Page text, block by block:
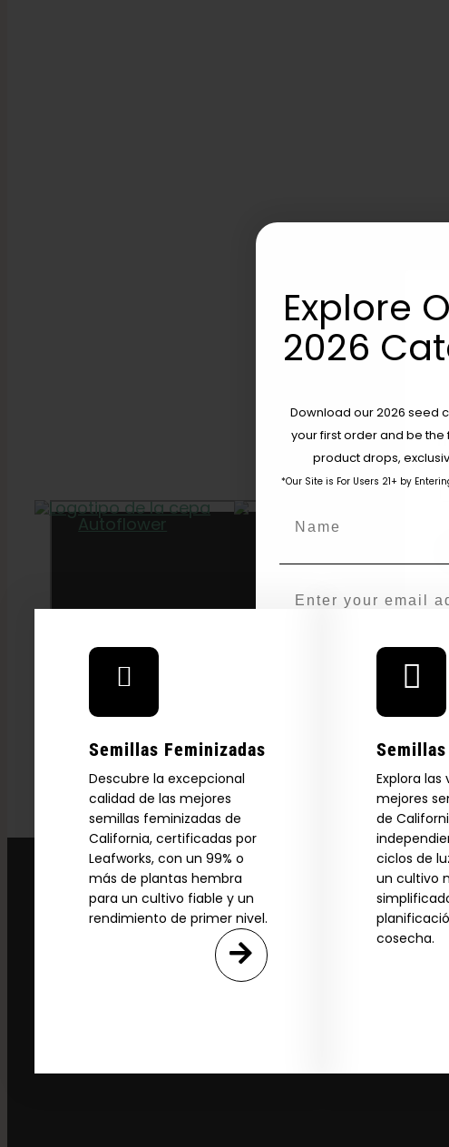
100 DÍAS
Semillas Feminizadas
Descubre la excepcional
calidad de las mejores
semillas feminizadas de
California, certificadas por
Leafworks, con un 99% o
más de plantas hembra
para un cultivo fiable y un
rendimiento de primer nivel.
Explora las
mejores
de
ciclos de
un cultivo
cosecha.
Explore
2026
Download our 2026 seed
your first order and be
product drops,
*Our Site is For Users 21+ by
SIGN
NO,